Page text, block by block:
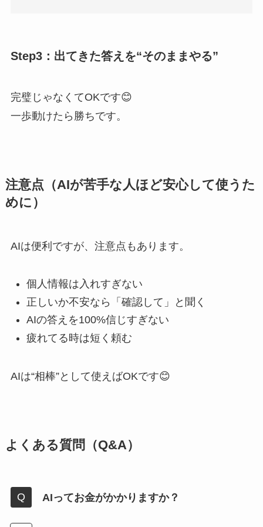
Step3：出てきた答えを“そのままやる”
完璧じゃなくてOKです😊
一歩動けたら勝ちです。
注意点（AIが苦手な人ほど安心して使うた
めに）
AIは便利ですが、注意点もあります。
個人情報は入れすぎない
正しいか不安なら「確認して」と聞く
AIの答えを100%信じすぎない
疲れてる時は短く頼む
AIは“相棒”として使えばOKです😊
よくある質問（Q&A）
AIってお金がかかりますか？